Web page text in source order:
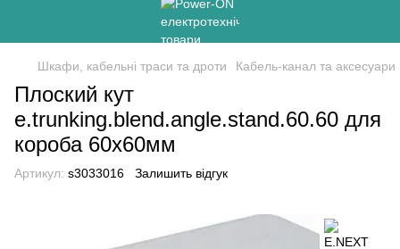
Шкафи, кабельні траси та дроти Кабель-канал та аксесуари
Плоский кут
e.trunking.blend.angle.stand.60.60 для
короба 60х60мм
Артикул: s3033016 Залишить відгук